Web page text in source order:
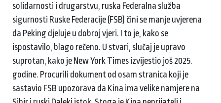
solidarnosti i drugarstvu, ruska Federalna služba
sigurnosti Ruske Federacije (FSB) čini se manje uvjerena
da Peking djeluje u dobroj vjeri. I to je, kako se
ispostavilo, blago rečeno. U stvari, slučaj je upravo
suprotan, kako je New York Times izvijestio još 2025.
godine. Procurili dokument od osam stranica koji je
sastavio FSB upozorava da Kina ima velike namjere na